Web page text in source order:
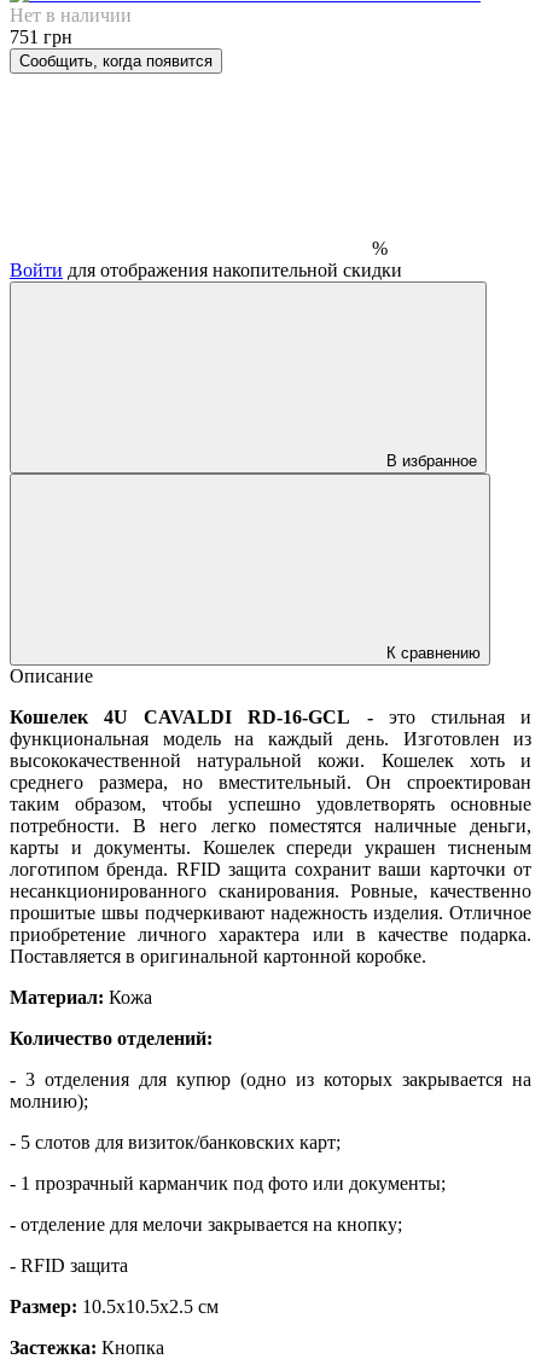
Нет в наличии
751 грн
Сообщить, когда появится
%
Войти для отображения накопительной скидки
В избранное
К сравнению
Описание
Кошелек 4U CAVALDI RD-16-GCL - это стильная и
функциональная модель на каждый день. Изготовлен из
высококачественной натуральной кожи. Кошелек хоть и
среднего размера, но вместительный. Он спроектирован
таким образом, чтобы успешно удовлетворять основные
потребности. В него легко поместятся наличные деньги,
карты и документы. Кошелек спереди украшен тисненым
логотипом бренда. RFID защита сохранит ваши карточки от
несанкционированного сканирования. Ровные, качественно
прошитые швы подчеркивают надежность изделия. Отличное
приобретение личного характера или в качестве подарка.
Поставляется в оригинальной картонной коробке.
Материал: Кожа
Количество отделений:
- 3 отделения для купюр (одно из которых закрывается на
молнию);
- 5 слотов для визиток/банковских карт;
- 1 прозрачный карманчик под фото или документы;
- отделение для мелочи закрывается на кнопку;
- RFID защита
Размер: 10.5х10.5х2.5 см
Застежка: Кнопка